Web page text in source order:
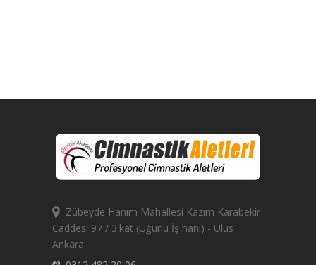
Zübeyde Hanım Mahallesi Kazım Karabekir
Caddesi 97 / 3.kat (Uğurlu İş hanı) - Ulus
Ankara